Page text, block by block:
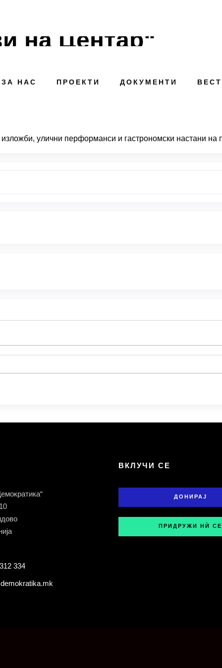
ЗА НАС ПРОЕКТИ ДОКУМЕНТИ
на Центар“
улични перформанси и гастрономски настани на
334
ВКЛУЧИ СЕ
ДОНИРАЈ
ПРИДРУЖИ НЍ СЕ